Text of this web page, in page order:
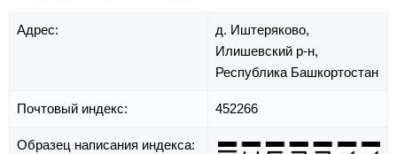
Адрес:
д. Иштеряково,
Илишевский р-н,
Республика Башкортостан
Почтовый индекс: 452266
Образец написания индекса: